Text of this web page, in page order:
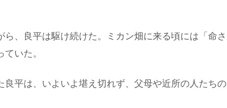
、良平は駆け続けた。ミカン畑に来る頃には「命さ
いた。
良平は、いよいよ堪え切れず、父母や近所の人たちの